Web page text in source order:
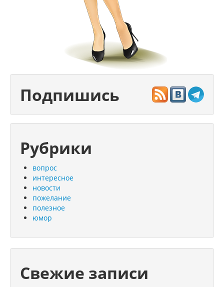
Подпишись
Рубрики
вопрос
интересное
новости
пожелание
полезное
юмор
Свежие записи